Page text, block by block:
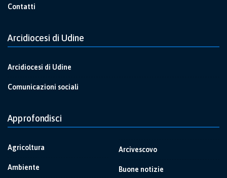
Contatti
Arcidiocesi di Udine
Arcidiocesi di Udine
Comunicazioni sociali
Approfondisci
Agricoltura
Ambiente
Arcivescovo
Buone notizie